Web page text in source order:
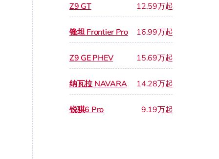
Z9 GT 12.59万起
锋坦 Frontier Pro 16.99万起
Z9 GE PHEV 15.69万起
纳瓦拉 NAVARA 14.28万起
锐骐6 Pro 9.19万起